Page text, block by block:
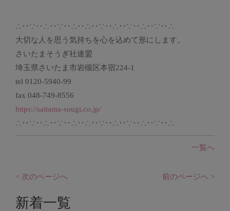
∴‥∵‥∴‥∵‥∴‥∴‥∵‥∴‥∵‥∴‥∵‥∴
大切な人を思う気持ちを心を込めて形にします。
さいたまそうぎ社連盟
埼玉県さいたま市岩槻区本宿224-1
tel 0120-5940-99
fax 048-749-8556
https://saitama-sougi.co.jp/
∴‥∵‥∴‥∵‥∴‥∴‥∵‥∴‥∵‥∴‥∵‥∴
一覧へ
< 次のページへ 前のページへ >
新着一覧